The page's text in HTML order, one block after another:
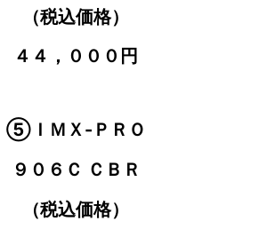
（税込価格）
４４，０００円
⑤ＩＭＸ-ＰＲＯ
９０６Ｃ ＣＢＲ
（税込価格）